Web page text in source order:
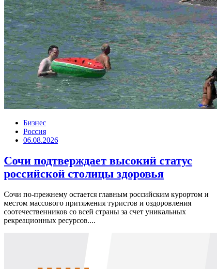
Бизнес
Россия
06.08.2026
Сочи подтверждает высокий статус
российской столицы здоровья
Сочи по-прежнему остается главным российским курортом и
местом массового притяжения туристов и оздоровления
соотечественников со всей страны за счет уникальных
рекреационных ресурсов....